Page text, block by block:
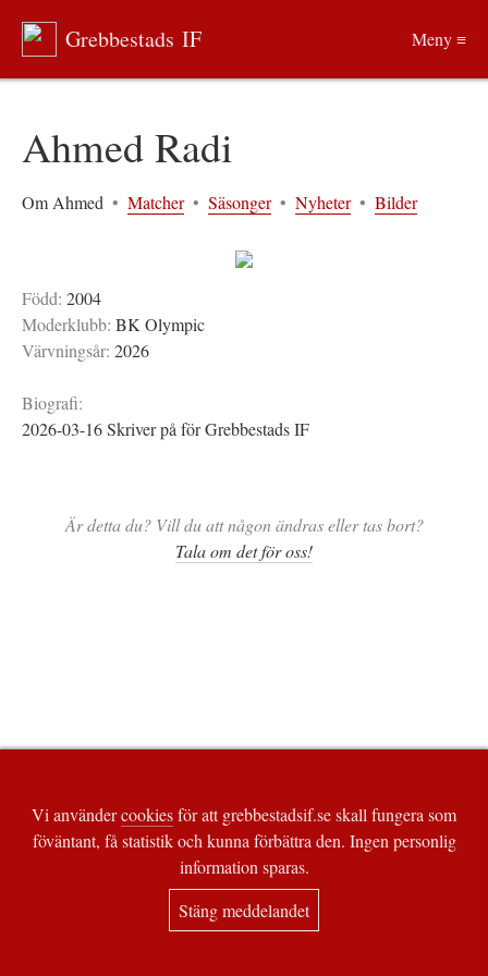
Ahmed Radi
Om Ahmed • Matcher • Säsonger • Nyheter • Bilder
Född: 2004
Moderklubb: BK Olympic
Värvningsår: 2026
Biografi:
2026-03-16 Skriver på för Grebbestads IF
Är detta du? Vill du att någon ändras eller tas bort?
Tala om det för oss!
Grebbestads IF Meny ≡
Vi användercookiesför att grebbestadsif.se skall fungera som
föväntant, få statistik och kunna förbättra den. Ingen personlig
information sparas.
Stäng meddelandet